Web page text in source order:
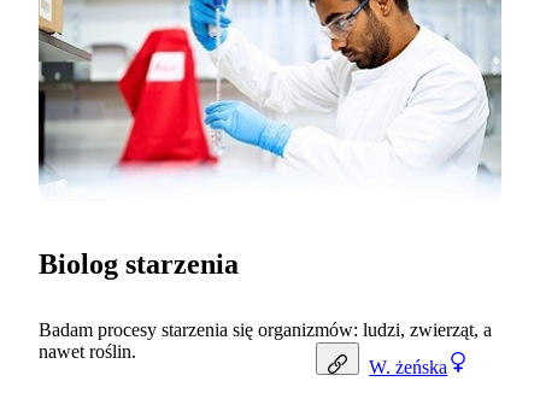
W. żeńska
Biolog starzenia
Badam procesy starzenia się organizmów: ludzi, zwierząt, a
nawet roślin.